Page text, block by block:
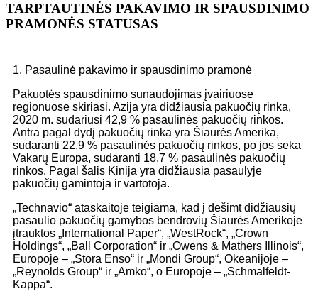
TARPTAUTINĖS PAKAVIMO IR SPAUSDINIMO
PRAMONĖS STATUSAS
1. Pasaulinė pakavimo ir spausdinimo pramonė
Pakuotės spausdinimo sunaudojimas įvairiuose
regionuose skiriasi. Azija yra didžiausia pakuočių rinka,
2020 m. sudariusi 42,9 % pasaulinės pakuočių rinkos.
Antra pagal dydį pakuočių rinka yra Šiaurės Amerika,
sudaranti 22,9 % pasaulinės pakuočių rinkos, po jos seka
Vakarų Europa, sudaranti 18,7 % pasaulinės pakuočių
rinkos. Pagal šalis Kinija yra didžiausia pasaulyje
pakuočių gamintoja ir vartotoja.
„Technavio“ ataskaitoje teigiama, kad į dešimt didžiausių
pasaulio pakuočių gamybos bendrovių Šiaurės Amerikoje
įtrauktos „International Paper“, „WestRock“, „Crown
Holdings“, „Ball Corporation“ ir „Owens & Mathers Illinois“,
Europoje – „Stora Enso“ ir „Mondi Group“, Okeanijoje –
„Reynolds Group“ ir „Amko“, o Europoje – „Schmalfeldt-
Kappa“.